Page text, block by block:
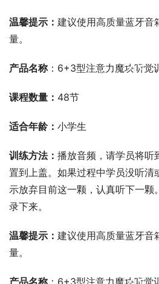
温馨提示： 建议使用高质量蓝牙音
量。
产品名称：6+3型注意力魔块听觉
课程数量： 48节
适合年龄： 小学生
训练方法： 播放音频，请学员将听
置到上盖。如果过程中学员没听清
示放弃目前这一颗，认真听下一颗
录下来。
温馨提示： 建议使用高质量蓝牙音
量。